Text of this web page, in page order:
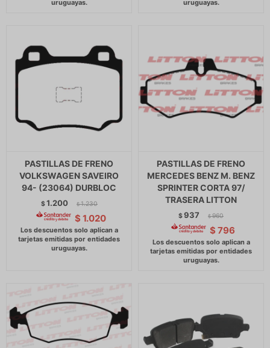
PASTILLAS DE FRENO
VOLKSWAGEN SAVEIRO
94- (23064) DURBLOC
$1.200 $ 1.230
$ 1.020
PASTILLAS DE FRENO
MERCEDES BENZ M. BENZ
SPRINTER CORTA 97/
TRASERA LITTON
$937 $ 960
$ 796